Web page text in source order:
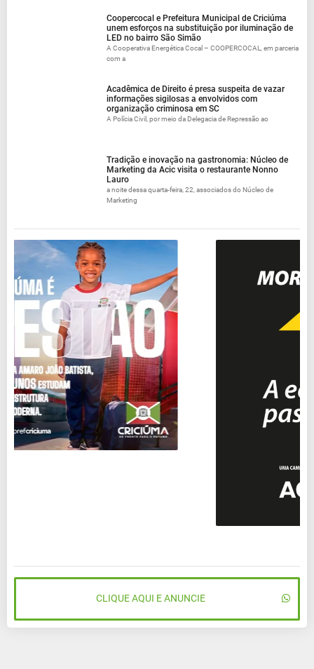
Coopercocal e Prefeitura Municipal de Criciúma
unem esforços na substituição por iluminação de
LED no bairro São Simão
A Cooperativa Energética Cocal – COOPERCOCAL, em parceria
com a
Acadêmica de Direito é presa suspeita de vazar
informações sigilosas a envolvidos com
organização criminosa em SC
A Polícia Civil, por meio da Delegacia de Repressão ao
Tradição e inovação na gastronomia: Núcleo de
Marketing da Acic visita o restaurante Nonno
Lauro
a noite dessa quarta-feira, 22, associados do Núcleo de
Marketing
CLIQUE AQUI E ANUNCIE